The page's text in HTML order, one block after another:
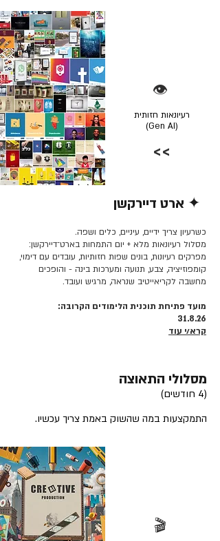
👁️
רעיונאות חזותית
(Gen AI)
>>
✦ ארט דיירקשן
כשרעיון צריך ידיים, עיניים, כלים ושפה.
מסלול רעיונאות מלא + יום התמחות בארט־דיירקשן:
מפרקים רעיונות, בונים שפות חזותיות, עובדים עם דימוי,
קומפוזיציה, צבע, תנועה ומערכות בינה - והופכים
מחשבה לקריאייטיב שנראה, מרגיש ועובד.
מועד פתיחת תוכנית הלימודים הקרובה:
31.8.26
קרא/י עוד
מסלולי התאוצה
(4 חודשים)
התמקצעות במה שהשוק באמת צריך עכשיו.
🎬